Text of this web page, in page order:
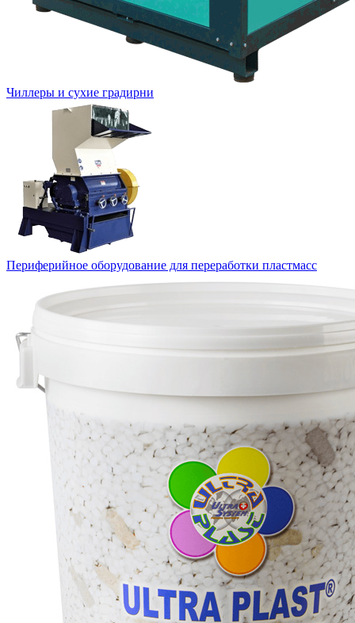
Чиллеры и сухие градирни
Периферийное оборудование для переработки пластмасс